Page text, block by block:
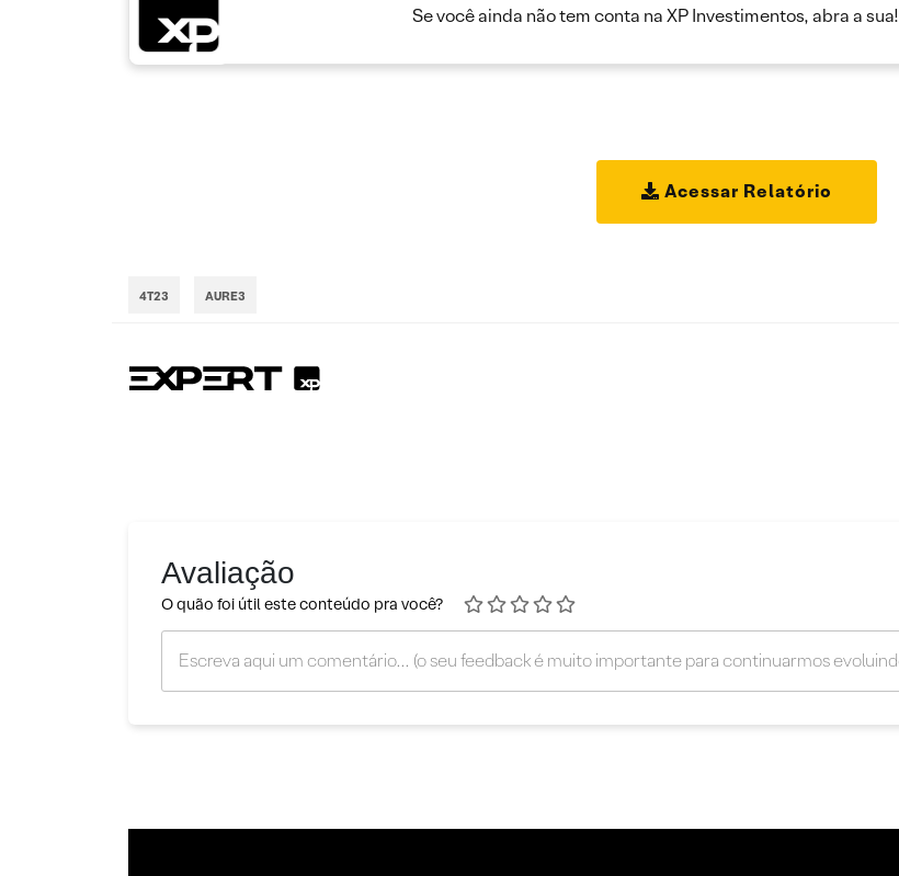
Se você ainda não tem conta na XP Investimentos, abra a sua!
Acessar Relatório
4T23 AURE3
Avaliação
O quão foi útil este conteúdo pra você?